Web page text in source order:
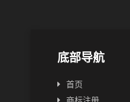
底部导航
首页